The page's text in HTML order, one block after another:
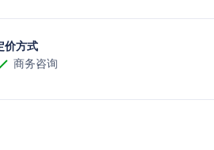
价方式
商务咨询